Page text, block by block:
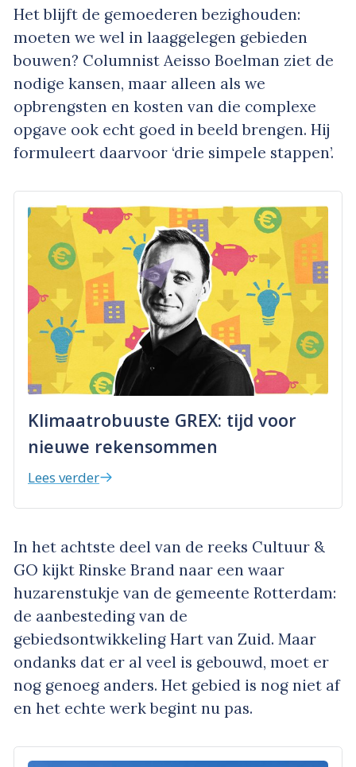
Het blijft de gemoederen bezighouden:
moeten we wel in laaggelegen gebieden
bouwen? Columnist Aeisso Boelman ziet de
nodige kansen, maar alleen als we
opbrengsten en kosten van die complexe
opgave ook echt goed in beeld brengen. Hij
formuleert daarvoor ‘drie simpele stappen’.
Klimaatrobuuste GREX: tijd voor
nieuwe rekensommen
Lees verder
In het achtste deel van de reeks Cultuur &
GO kijkt Rinske Brand naar een waar
huzarenstukje van de gemeente Rotterdam:
de aanbesteding van de
gebiedsontwikkeling Hart van Zuid. Maar
ondanks dat er al veel is gebouwd, moet er
nog genoeg anders. Het gebied is nog niet af
en het echte werk begint nu pas.